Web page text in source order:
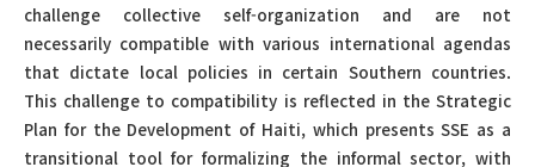
challenge collective self-organization and are not
necessarily compatible with various international agendas
that dictate local policies in certain Southern countries.
This challenge to compatibility is reflected in the Strategic
Plan for the Development of Haiti, which presents SSE as a
transitional tool for formalizing the informal sector, with